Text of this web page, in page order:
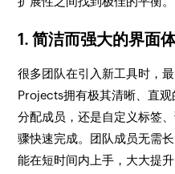
1. 简洁而强大的界面
很多团队在引入新工具时，
Projects拥有极其清晰、直观
分配成员，还是自定义标签
骤快速完成。团队成员无需
能在短时间内上手，大大提